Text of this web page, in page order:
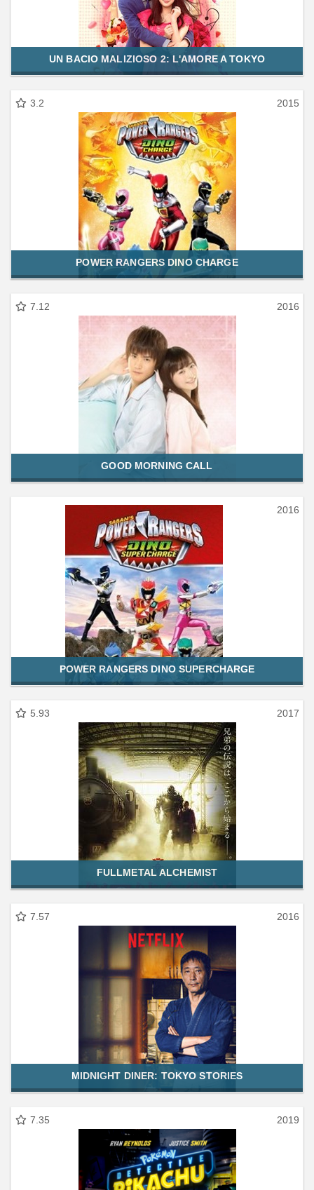
UN BACIO MALIZIOSO 2: L'AMORE A TOKYO
3.2 2015
POWER RANGERS DINO CHARGE
7.12 2016
GOOD MORNING CALL
2016
POWER RANGERS DINO SUPERCHARGE
5.93 2017
FULLMETAL ALCHEMIST
7.57 2016
MIDNIGHT DINER: TOKYO STORIES
7.35 2019